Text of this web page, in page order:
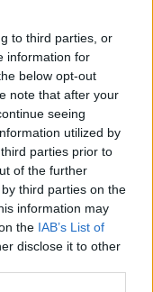
to third parties, or
information for
below opt-out
note that after your
seeing
utilized by
parties prior to
of the further
third parties on the
information may
the IAB’s List of
disclose it to other